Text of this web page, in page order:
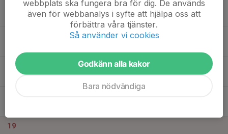
17
19
webbplats ska fungera bra för dig. De används
även för webbanalys i syfte att hjälpa oss att
förbättra våra tjänster.
Så använder vi cookies
Godkänn alla kakor
Bara nödvändiga